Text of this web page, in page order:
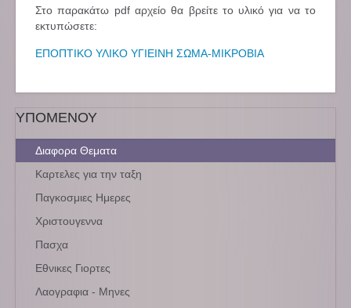
Στο παρακάτω pdf αρχείο θα βρείτε το υλικό για να το
εκτυπώσετε:
ΕΠΟΠΤΙΚΟ ΥΛΙΚΟ ΥΓΙΕΙΝΗ ΣΩΜΑ-ΜΙΚΡΟΒΙΑ
ΥΠΟΜΕΝΟΥ
Διαφορα Θεματα
Καρτελες για την ταξη
Παγκοσμιες Ημερες
Χριστουγεννα
Πασχα
Εθνικες Γιορτες
Λαογραφια - Μηνες